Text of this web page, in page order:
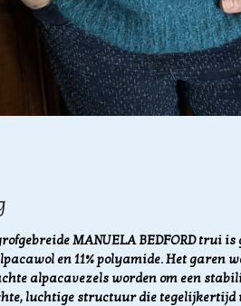
MANUELA BEDFORD trui
en 11% polyamide. Het garen
alpacavezels worden om een
luchtige structuur die